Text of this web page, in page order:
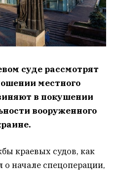
суде рассмотрят
местного
в покушении
вооруженного
краевых судов, как
о начале спецоперации,